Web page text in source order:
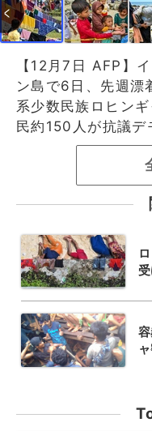
【12月7日 AFP】
ン島で6日、先週漂
系少数民族ロヒン
民約150人が抗議デ